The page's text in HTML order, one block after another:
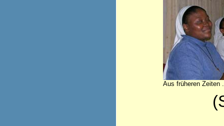
Aus früheren Zeiten
(Stand